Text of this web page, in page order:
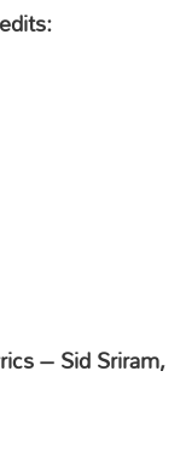
– Sid Sriram,